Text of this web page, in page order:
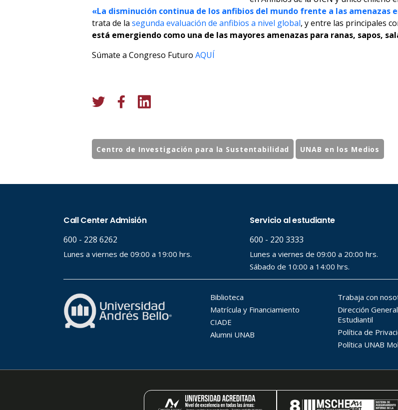
«La disminución continua de los anfibios del mundo frente a las amenazas
trata de la segunda evaluación de anfibios a nivel global, y entre las principales
está emergiendo como una de las mayores amenazas para ranas, sapos,
Súmate a Congreso Futuro AQUÍ
Centro de Investigación para la Sustentabilidad UNAB en los Medios